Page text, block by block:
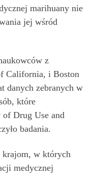
marihuany nie
jej wśród
z
California, i Boston
danych zebranych w
które
of Drug Use and
badania.
krajom, w których
medycznej